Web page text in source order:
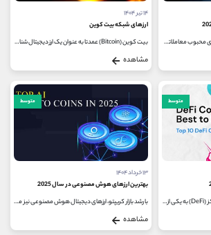
ترید ساعتی به عنوان یکی از روش ‌های محبوب معاملاتی روزانه، به ویژه در بازار پرنوسان ارزهای دیجیتال با استقبال زیادی مواجه...
۱۴ تیر ۱۴۰۴
ارزهای شبکه بیت ‌کوین
بیت‌ کوین (Bitcoin) عمدتا به ‌عنوان یک ارز دیجیتال شناخته می‌ شود اما در واقعیت، یک شبکه و بلاک ‌چین گسترده است که فراتر...
مشاهده
متوسط
در سال‌ های اخیر، امور مالی غیرمتمرکز (DeFi) به یکی از محبوب ‌ترین بخش ‌های صنعت ارزهای دیجیتال تبدیل شده است و با حذف واسطه...
متوسط
۱۳ خرداد ۱۴۰۴
بهترین ارزهای هوش مصنوعی در سال 2025
با رشد بازار کریپتو، ارزهای دیجیتال هوش مصنوعی نیز مورد توجه زیادی قرار گرفته ‌اند. هوش مصنوعی علاوه بر حوزه‌ های تکنولوژی...
مشاهده